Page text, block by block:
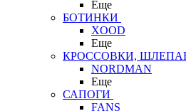
Еще
БОТИНКИ
XOOD
Еще
КРОССОВКИ,
NORDMAN
Еще
САПОГИ
FANS